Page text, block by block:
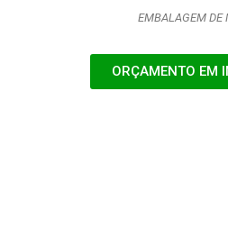
EMBALAGEM DE
ORÇAMENTO EM